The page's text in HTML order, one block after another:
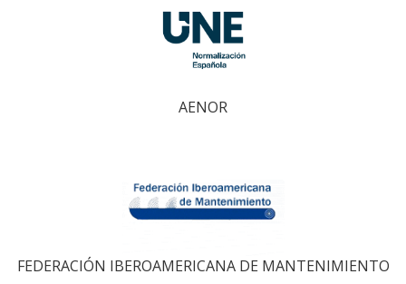
AENOR
FEDERACIÓN IBEROAMERICANA DE MANTENIMIENTO